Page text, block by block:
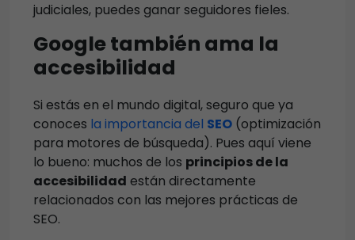
judiciales, puedes ganar seguidores fieles.
Google también ama la
accesibilidad
Si estás en el mundo digital, seguro que ya
conoces la importancia del SEO (optimización
para motores de búsqueda). Pues aquí viene
lo bueno: muchos de los principios de la
accesibilidad están directamente
relacionados con las mejores prácticas de
SEO.